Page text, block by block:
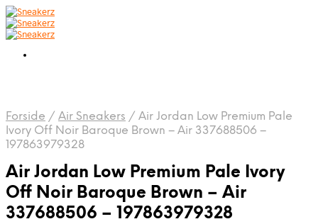
Forside / Air Sneakers / Air Jordan Low Premium Pale
Ivory Off Noir Baroque Brown – Air 337688506 –
197863979328
Air Jordan Low Premium Pale Ivory
Off Noir Baroque Brown – Air
337688506 – 197863979328